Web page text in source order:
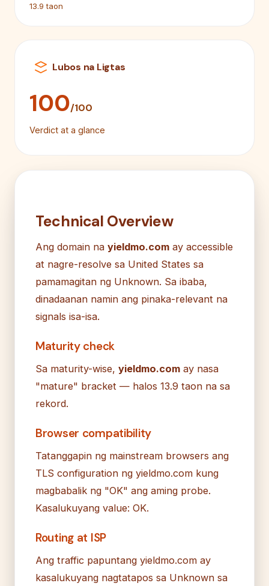
13.9 taon
Lubos na Ligtas
100/100
Verdict at a glance
Technical Overview
Ang domain na yieldmo.com ay accessible
at nagre-resolve sa United States sa
pamamagitan ng Unknown. Sa ibaba,
dinadaanan namin ang pinaka-relevant na
signals isa-isa.
Maturity check
Sa maturity-wise, yieldmo.com ay nasa
"mature" bracket — halos 13.9 taon na sa
rekord.
Browser compatibility
Tatanggapin ng mainstream browsers ang
TLS configuration ng yieldmo.com kung
magbabalik ng "OK" ang aming probe.
Kasalukuyang value: OK.
Routing at ISP
Ang traffic papuntang yieldmo.com ay
kasalukuyang nagtatapos sa Unknown sa